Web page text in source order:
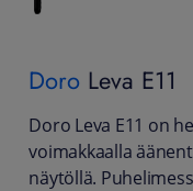
Doro Leva E11
Doro Leva E11 on
voimakkaalla
näytöllä.